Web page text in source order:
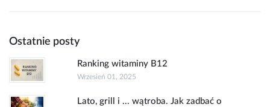
Ostatnie posty
Ranking witaminy B12
Wrzesień 01, 2025
Lato, grill i ... wątroba. Jak zadbać o